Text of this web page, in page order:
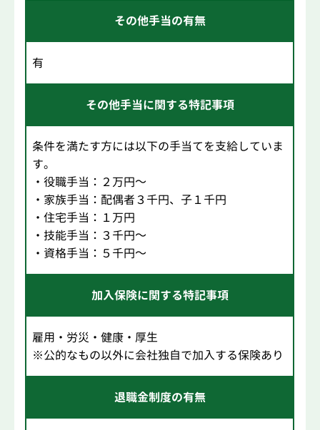
その他手当の有無
有
その他手当に関する特記事項
条件を満たす方には以下の手当てを支給していま
す。
・役職手当：２万円～
・家族手当：配偶者３千円、子１千円
・住宅手当：１万円
・技能手当：３千円～
・資格手当：５千円～
加入保険に関する特記事項
雇用・労災・健康・厚生
※公的なもの以外に会社独自で加入する保険あり
退職金制度の有無